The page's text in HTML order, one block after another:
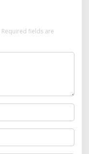
Required fields are